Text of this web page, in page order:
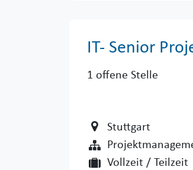
IT- Senior
1 offene Stelle
Stuttgart
Vollzeit / Teilzeit